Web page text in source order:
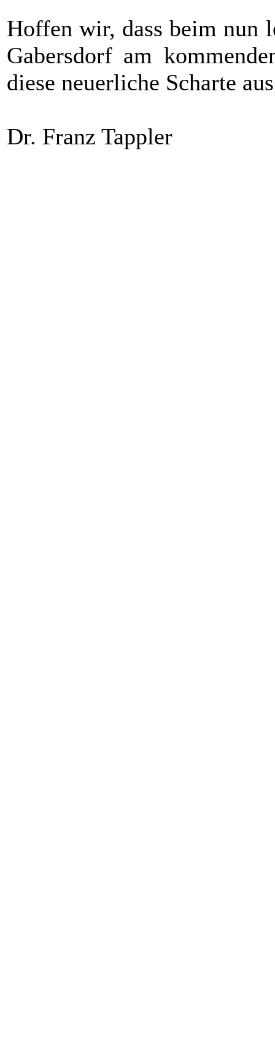
Hoffen wir, dass beim nun
Gabersdorf am
diese neuerliche Scharte
Dr. Franz Tappler